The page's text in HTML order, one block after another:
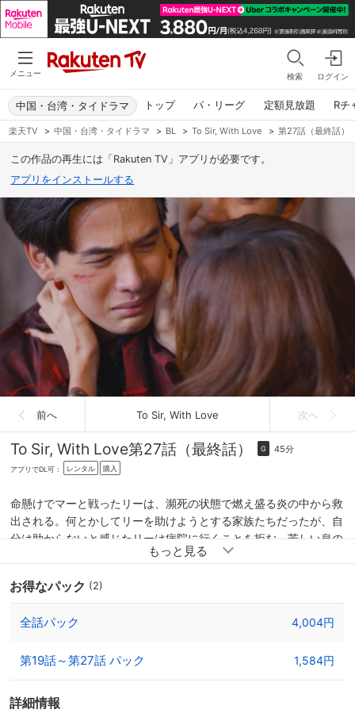
メニュー 検索 ログイン
トップ パ・リーグ 定額見放題 Rチ
中国・台湾・タイドラマ
楽天TV > 中国・台湾・タイドラマ > BL > To Sir, With Love > 第27話（最終話）
この作品の再生には「Rakuten TV」アプリが必要です。
アプリをインストールする
前へ To Sir, With Love 次へ
To Sir, With Love第27話（最終話） G 45分
アプリでDL可： レンタル 購入
命懸けでマーと戦ったリーは、瀕死の状態で燃え盛る炎の中から救
出される。何とかしてリーを助けようとする家族たちだったが、自
分は助からないと感じたリーは病院に行くことを拒む。苦しい息の
下、ソン会長に今までのことをわびるリー。ブアとヤンに感謝を伝
えた言葉とは…。
お得なパック (2)
全話パック 4,004円
第19話～第27話 パック 1,584円
詳細情報